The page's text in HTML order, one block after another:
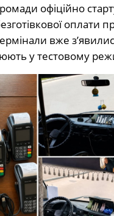
офіційно
оплати
вже
у тестовому